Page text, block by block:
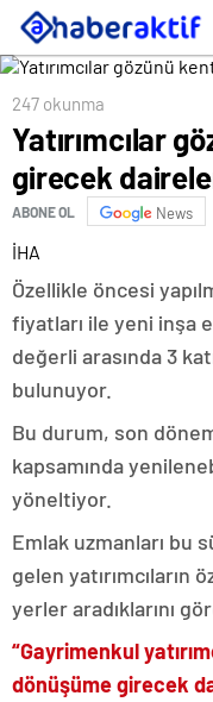
247 okunma
Yatırımcılar
girecek
ABONE OL News
İHA
Özellikle öncesi
fiyatları ile yeni inşa
değerli arasında 3
bulunuyor.
Bu durum, son
kapsamında
yöneltiyor.
Emlak uzmanları bu
gelen
yerler aradıklarını
“Gayrimenkul
dönüşüme girecek